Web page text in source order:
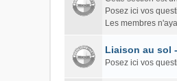
Posez ici vos
Les membres
Liaison au sol
Posez ici vos